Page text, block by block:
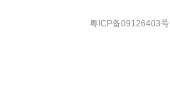
粤ICP备09126403号